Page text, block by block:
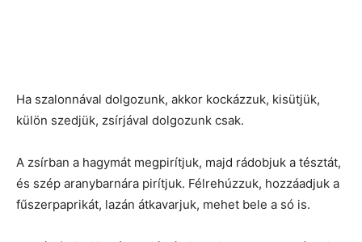
Ha szalonnával dolgozunk, akkor kockázzuk, kisütjük,
külön szedjük, zsírjával dolgozunk csak.
A zsírban a hagymát megpirítjuk, majd rádobjuk a tésztát,
és szép aranybarnára pirítjuk. Félrehúzzuk, hozzáadjuk a
fűszerpaprikát, lazán átkavarjuk, mehet bele a só is.